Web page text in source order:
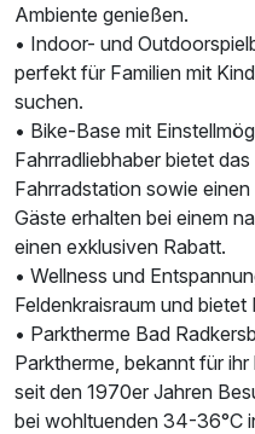
Ausstattung
Für 3 Tage
Ambiente genießen.
• Indoor- und
perfekt für Familien mit
suchen.
• Bike-Base mit
Fahrradliebhaber bietet
Fahrradstation sowie
Gäste erhalten bei einem
einen exklusiven Rabatt.
• Wellness und
Feldenkraisraum und
• Parktherme Bad
Parktherme, bekannt für
seit den 1970er Jahren
bei wohltuenden 34-36°C